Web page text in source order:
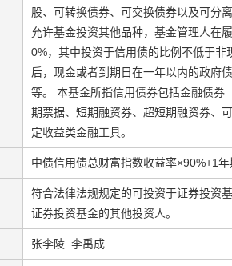
股、可转换债券、可交换债券以及可分
允许基金投资其他品种，基金管理人在
0%，其中投资于信用债的比例不低于
后，现金或者到期日在一年以内的政府
等。 本基金所指信用债券包括金融债券
期票据、短期融资券、超短期融资券、
定收益类金融工具。
中债信用债总财富指数收益率×90%+1
符合法律法规规定的可投资于证券投资
证券投资基金的其他投资人。
张李陵 李禹成